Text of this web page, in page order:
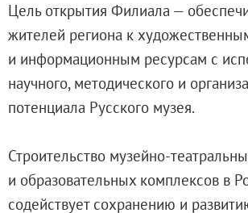
Архив выставок
Степан Эрьзя –
Эпоха Императора
Архип Куинджи.
Русская традиция
Фёдор Васильев. К
Посетителям
Цель открытия Филиала —
жителей региона к
и информационным ресурсам с
научного, методического и
потенциала Русского музея.
Строительство музейно-
и образовательных комплексов в
содействует сохранению и